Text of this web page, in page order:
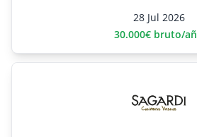
28 Jul 2026
30.000€ bruto/